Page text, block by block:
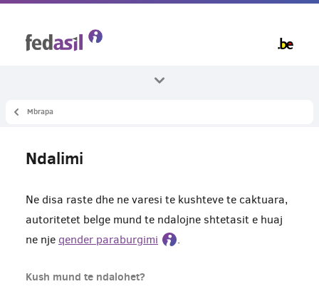
Te gjitha temat
Qendra e paraburgimit
Mbrapa
Ndalimi
Ne disa raste dhe ne varesi te kushteve te caktuara,
autoritetet belge mund te ndalojne shtetasit e huaj
ne nje qender paraburgimi .
Kush mund te ndalohet?